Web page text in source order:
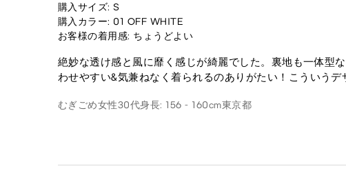
購入サイズ: S
購入カラー: 01 OFF WHITE
お客様の着用感: ちょうどよい
絶妙な透け感と風に靡く感じが綺麗でした。裏地も一体型
わせやすい&気兼ねなく着られるのありがたい！こういうデ
むぎごめ女性30代身長: 156 - 160cm東京都